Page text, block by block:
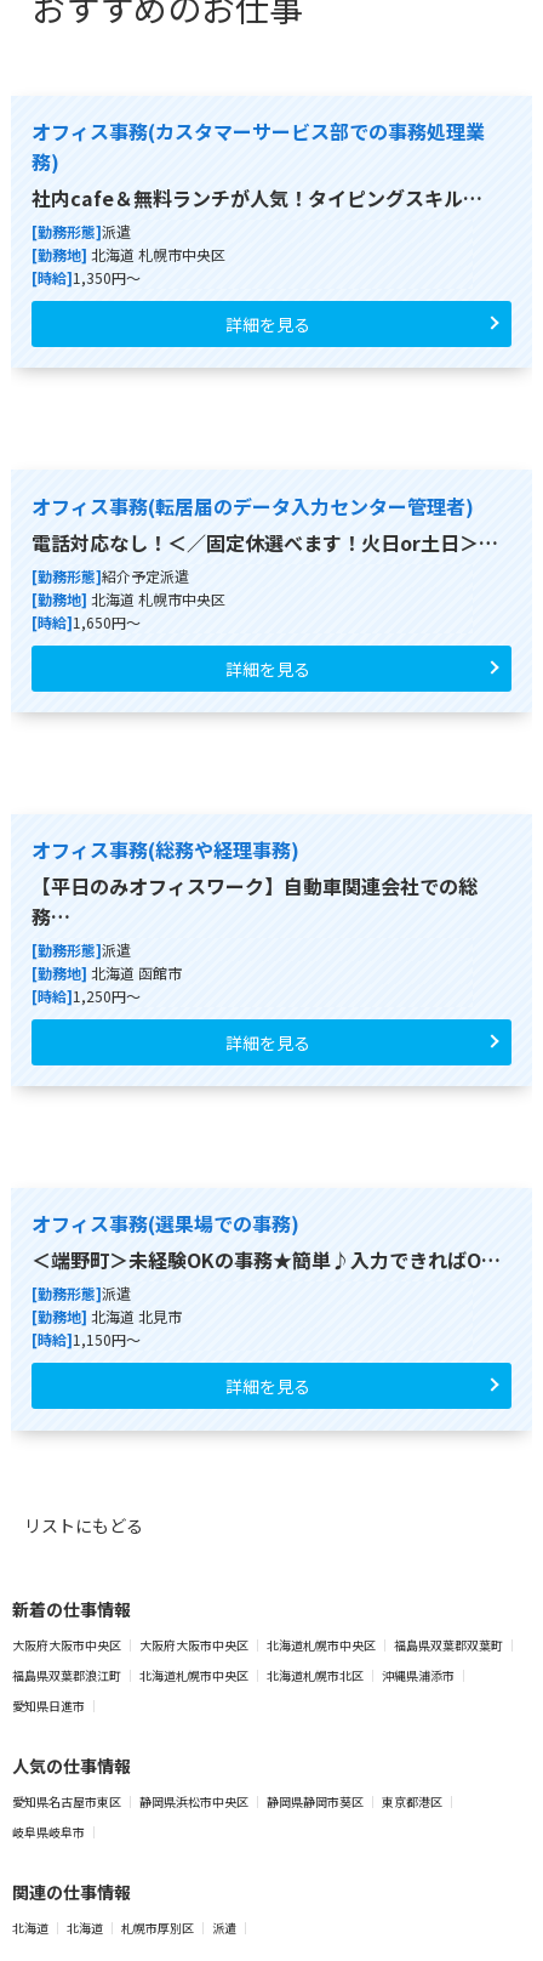
オフィス事務(カスタマーサービス部での事務処理業
務)
社内cafe＆無料ランチが人気！タイピングスキル…
[勤務形態]派遣
[勤務地] 北海道 札幌市中央区
[時給]1,350円～
詳細を見る
オフィス事務(転居届のデータ入力センター管理者)
電話対応なし！＜／固定休選べます！火日or土日＞…
[勤務形態]紹介予定派遣
[勤務地] 北海道 札幌市中央区
[時給]1,650円～
詳細を見る
オフィス事務(総務や経理事務)
【平日のみオフィスワーク】自動車関連会社での総
務…
[勤務形態]派遣
[勤務地] 北海道 函館市
[時給]1,250円～
詳細を見る
オフィス事務(選果場での事務)
＜端野町＞未経験OKの事務★簡単♪入力できればO…
[勤務形態]派遣
[勤務地] 北海道 北見市
[時給]1,150円～
詳細を見る
リストにもどる
新着の仕事情報
大阪府大阪市中央区 大阪府大阪市中央区 北海道札幌市中央区
福島県双葉郡双葉町
福島県双葉郡浪江町
北海道札幌市中央区 北海道札幌市北区
沖縄県浦添市
愛知県日進市
人気の仕事情報
愛知県名古屋市東区 静岡県浜松市中央区 静岡県静岡市葵区
東京都港区
岐阜県岐阜市
関連の仕事情報
北海道 北海道 札幌市厚別区 派遣